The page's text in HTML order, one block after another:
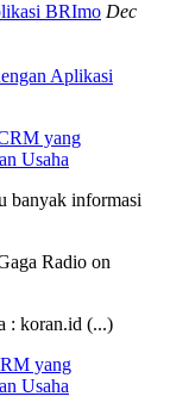
BRImo Dec
Aplikasi
yang
Usaha
banyak informasi
Radio on
: koran.id (...)
yang
Usaha